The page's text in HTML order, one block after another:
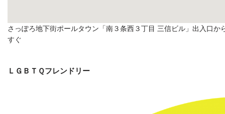
さっぽろ地下街ポールタウン「南３条西３丁目 三信ビル」出入口か
すぐ
ＬＧＢＴＱフレンドリー